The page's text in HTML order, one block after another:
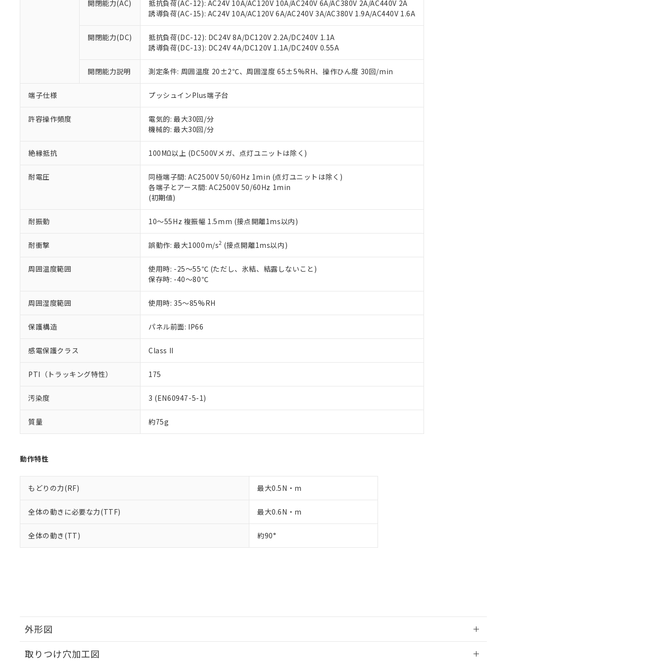
開閉能力(AC)
抵抗負荷(AC-12): AC24V 10A/AC120V 10A/AC240V 6A/AC380V 2A/AC440V 2A
誘導負荷(AC-15): AC24V 10A/AC120V 6A/AC240V 3A/AC380V 1.9A/AC440V 1.6A
開閉能力(DC)
抵抗負荷(DC-12): DC24V 8A/DC120V 2.2A/DC240V 1.1A
誘導負荷(DC-13): DC24V 4A/DC120V 1.1A/DC240V 0.55A
開閉能力説明 測定条件: 周囲温度 20±2℃、周囲湿度 65±5%RH、操作ひん度 30回/min
端子仕様 プッシュインPlus端子台
許容操作頻度
電気的: 最大30回/分
機械的: 最大30回/分
絶縁抵抗 100MΩ以上 (DC500Vメガ、点灯ユニットは除く)
耐電圧
同極端子間: AC2500V 50/60Hz 1min (点灯ユニットは除く)
各端子とアース間: AC2500V 50/60Hz 1min
(初期値)
耐振動 10～55Hz 複振幅 1.5mm (接点開離1ms以内)
耐衝撃 誤動作: 最大1000m/s2 (接点開離1ms以内)
周囲温度範囲
使用時: -25～55℃ (ただし、氷結、結露しないこと)
保存時: -40～80℃
周囲湿度範囲 使用時: 35～85%RH
保護構造 パネル前面: IP66
感電保護クラス Class II
PTI（トラッキング特性） 175
汚染度 3 (EN60947-5-1)
質量 約75g
動作特性
もどりの力(RF) 最大0.5N・m
全体の動きに必要な力(TTF) 最大0.6N・m
全体の動き(TT) 約90°
外形図
取りつけ穴加工図
当社販売員にご相談ください。
オムロン制御機器販売店や当社販売拠点は「
販売ネットワーク
す。
マイパーツ機能（部品リスト作成サービス）をご利用いただくには、I-Webメンバーズにご登録され
ている必要があります。
お客様が当ウェブサイト上で当社にご登録された部品リストについて、当社および当社の共同利用者
が、当社の製品・サービスに関するお客様との取引・商談に必要な範囲で利用することをご了承くだ
さい。
いる法人を指します。
※2 対応予定月
部品在庫の切り替え状況などにより、予定月が前後することがあります。
※3 非含有証明書ダウンロード
下記の非含有証明書をダウンロードすることができます。
EU RoHS指令（10物質）の非含有証明書
51物質の非含有証明書（当社基準）
※本証明書は発行日時点で非含有を証明するもので、過去に遡って非含有を証明するものではありません。
混在することから備考欄に対応日を記載しておりました。
既に当社にて対応品への在庫切替を完了していることから、特段のことがない限り、2022年1月12日よ
り割愛しております。
※2 環境保護使用期限
「ｅ」：有害物質（10物質）のすべてが基準値以下であることを示します。
「10」：通常の使用状況下において有害物質が外部に漏えいし、環境に深刻な影響を及ぼさない年数を意
「－」：未確認です。当社販売部門へお問い合わせください。
当社は、貴社製品を第三者に販売する場合は、上記1、2および3の内容を当該第三者に通知します。
たしません。
合意する キャンセル
△ 一定数には満たないが在庫あり
－
在庫なし(最新の在庫状況については、お客様のお取引先、またはお客様担当のオムロン制御
機器販売店・当社販売員にご確認ください)
空
受注生産機種、また在庫状況の情報を公開していない機種